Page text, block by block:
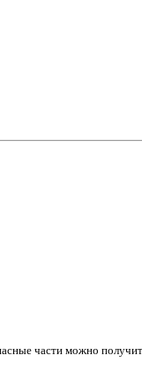
части можно